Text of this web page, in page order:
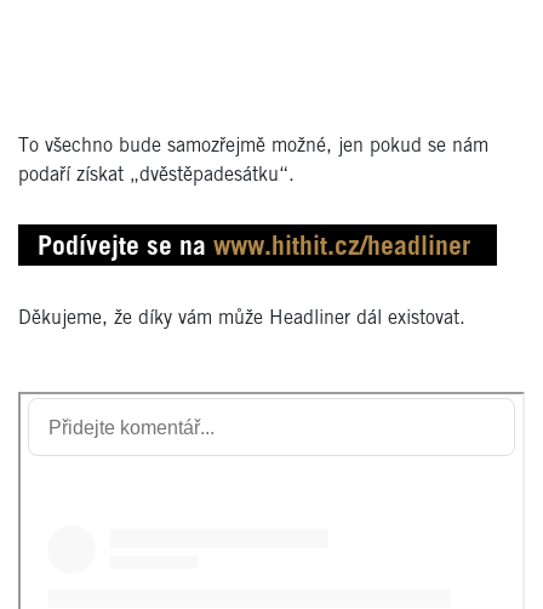
To všechno bude samozřejmě možné, jen pokud se nám
podaří získat „dvěstěpadesátku“.
Podívejte se na www.hithit.cz/headliner
Děkujeme, že díky vám může Headliner dál existovat.